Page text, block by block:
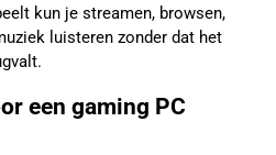
kun je streamen, browsen,
luisteren zonder dat het
een gaming PC